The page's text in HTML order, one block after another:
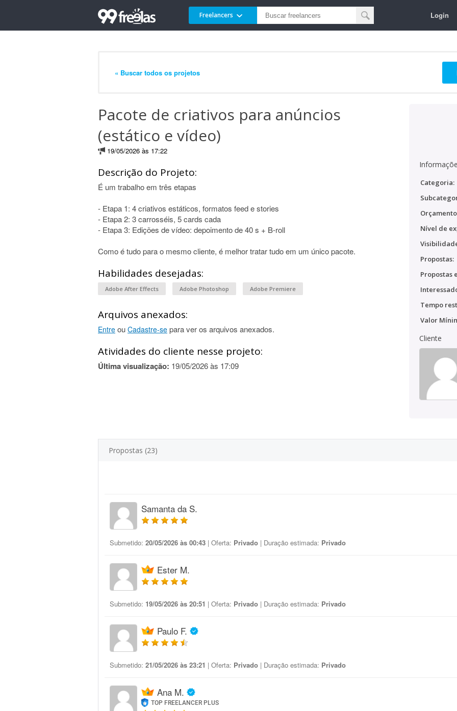
Freelancers Login
« Buscar todos os projetos
Pacote de criativos para anúncios
(estático e vídeo)
19/05/2026 às 17:22
Descrição do Projeto:
É um trabalho em três etapas
- Etapa 1: 4 criativos estáticos, formatos feed e stories
- Etapa 2: 3 carrosséis, 5 cards cada
- Etapa 3: Edições de vídeo: depoimento de 40 s + B-roll
Como é tudo para o mesmo cliente, é melhor tratar tudo em um único pacote.
Habilidades desejadas:
Adobe After Effects Adobe Photoshop Adobe Premiere
Arquivos anexados:
Entre ou Cadastre-se para ver os arquivos anexados.
Atividades do cliente nesse projeto:
Última visualização: 19/05/2026 às 17:09
Categoria:
Nível de
Propostas:
Propostas
Tempo
Valor
Cliente
Propostas (23)
Samanta da S.
Submetido: 20/05/2026 às 00:43 | Oferta: Privado | Duração estimada: Privado
Ester M.
Submetido: 19/05/2026 às 20:51 | Oferta: Privado | Duração estimada: Privado
Paulo F.
Submetido: 21/05/2026 às 23:21 | Oferta: Privado | Duração estimada: Privado
Ana M.
TOP FREELANCER PLUS